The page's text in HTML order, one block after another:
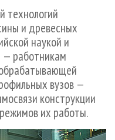
технологий
и древесных
наукой и
— работникам
вузов —
конструкции
их работы.